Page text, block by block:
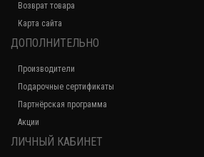
Возврат товара
Карта сайта
ДОПОЛНИТЕЛЬНО
Производители
Подарочные сертификаты
Партнёрская программа
Акции
ЛИЧНЫЙ КАБИНЕТ